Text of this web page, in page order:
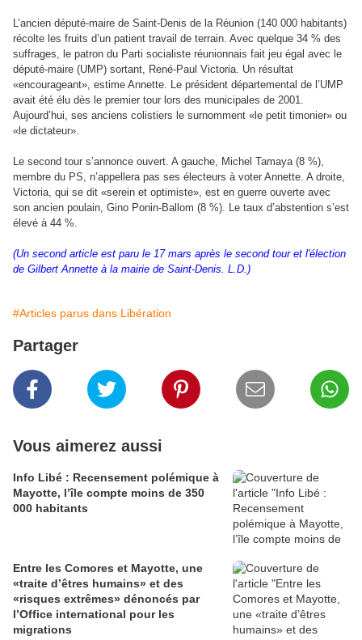
L’ancien député-maire de Saint-Denis de la Réunion (140 000 habitants)
récolte les fruits d’un patient travail de terrain. Avec quelque 34 % des
suffrages, le patron du Parti socialiste réunionnais fait jeu égal avec le
député-maire (UMP) sortant, René-Paul Victoria. Un résultat
«encourageant», estime Annette. Le président départemental de l’UMP
avait été élu dès le premier tour lors des municipales de 2001.
Aujourd’hui, ses anciens colistiers le surnomment «le petit timonier» ou
«le dictateur».
Le second tour s’annonce ouvert. A gauche, Michel Tamaya (8 %),
membre du PS, n’appellera pas ses électeurs à voter Annette. A droite,
Victoria, qui se dit «serein et optimiste», est en guerre ouverte avec
son ancien poulain, Gino Ponin-Ballom (8 %). Le taux d’abstention s’est
élevé à 44 %.
(Un second article est paru le 17 mars après le second tour et l'élection
de Gilbert Annette à la mairie de Saint-Denis. L.D.)
#Articles parus dans Libération
Partager
Vous aimerez aussi
Info Libé : Recensement polémique à
Mayotte, l’île compte moins de 350
000 habitants
Entre les Comores et Mayotte, une
«traite d’êtres humains» et des
«risques extrêmes» dénoncés par
l’Office international pour les
migrations